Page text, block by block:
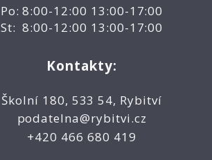
Po: 8:00-12:00 13:00-17:00
St: 8:00-12:00 13:00-17:00
Kontakty:
Školní 180, 533 54, Rybitví
podatelna@rybitvi.cz
+420 466 680 419